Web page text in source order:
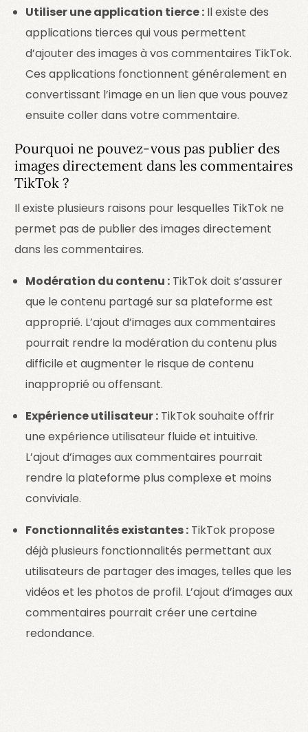
Utiliser une application tierce : Il existe des
applications tierces qui vous permettent
d’ajouter des images à vos commentaires TikTok.
Ces applications fonctionnent généralement en
convertissant l’image en un lien que vous pouvez
ensuite coller dans votre commentaire.
Pourquoi ne pouvez-vous pas publier des
images directement dans les commentaires
TikTok ?
Il existe plusieurs raisons pour lesquelles TikTok ne
permet pas de publier des images directement
dans les commentaires.
Modération du contenu : TikTok doit s’assurer
que le contenu partagé sur sa plateforme est
approprié. L’ajout d’images aux commentaires
pourrait rendre la modération du contenu plus
difficile et augmenter le risque de contenu
inapproprié ou offensant.
Expérience utilisateur : TikTok souhaite offrir
une expérience utilisateur fluide et intuitive.
L’ajout d’images aux commentaires pourrait
rendre la plateforme plus complexe et moins
conviviale.
Fonctionnalités existantes : TikTok propose
déjà plusieurs fonctionnalités permettant aux
utilisateurs de partager des images, telles que les
vidéos et les photos de profil. L’ajout d’images aux
commentaires pourrait créer une certaine
redondance.